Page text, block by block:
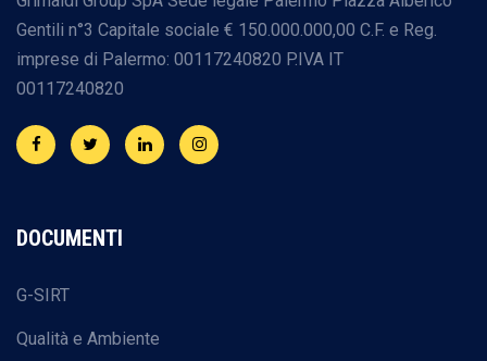
Gentili n°3 Capitale sociale € 150.000.000,00 C.F. e Reg.
imprese di Palermo: 00117240820 P.IVA IT
00117240820
DOCUMENTI
G-SIRT
Qualità e Ambiente